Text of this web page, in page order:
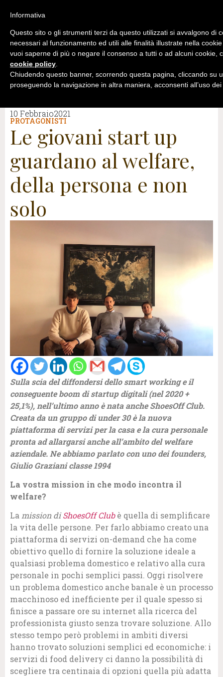
10 Febbraio2021
PROTAGONISTI
Le giovani start up
guardano al welfare,
della persona e non
solo
Sulla scia del diffondersi dellosmart working e il
conseguente boom di startup digitali (nel 2020 +
25,1%), nell’ultimo anno è nata anche ShoesOff Club.
Creata da un gruppo di under 30 è la nuova
piattaforma di servizi per la casa e la cura personale
pronta ad allargarsi anche all’ambito del welfare
aziendale. Ne abbiamo parlato con uno dei founders,
Giulio Graziani classe 1994
La vostra mission in che modo incontra il
welfare?
Lamission diShoesOff Clubè quella di semplificare
la vita delle persone. Per farlo abbiamo creato una
piattaforma di servizi on-demand che ha come
obiettivo quello di fornire la soluzione ideale a
qualsiasi problema domestico e relativo alla cura
personale in pochi semplici passi. Oggi risolvere
un problema domestico anche banale è un processo
macchinoso ed inefficiente per il quale spesso si
finisce a passare ore su internet alla ricerca del
professionista giusto senza trovare soluzione. Allo
stesso tempo però problemi in ambiti diversi
hanno trovato soluzioni semplici ed economiche: i
servizi di food delivery ci danno la possibilità di
scegliere tra centinaia di opzioni quella più adatta
Informativa
Questo sito o gli strumenti terzi da questo utilizzati si avvalgono di
necessari al funzionamento ed utili alle finalità illustrate nella
vuoi saperne di più o negare il consenso a tutti o ad alcuni cookie,
cookie policy.
Chiudendo questo banner, scorrendo questa pagina, cliccando su
proseguendo la navigazione in altra maniera, acconsenti all’uso